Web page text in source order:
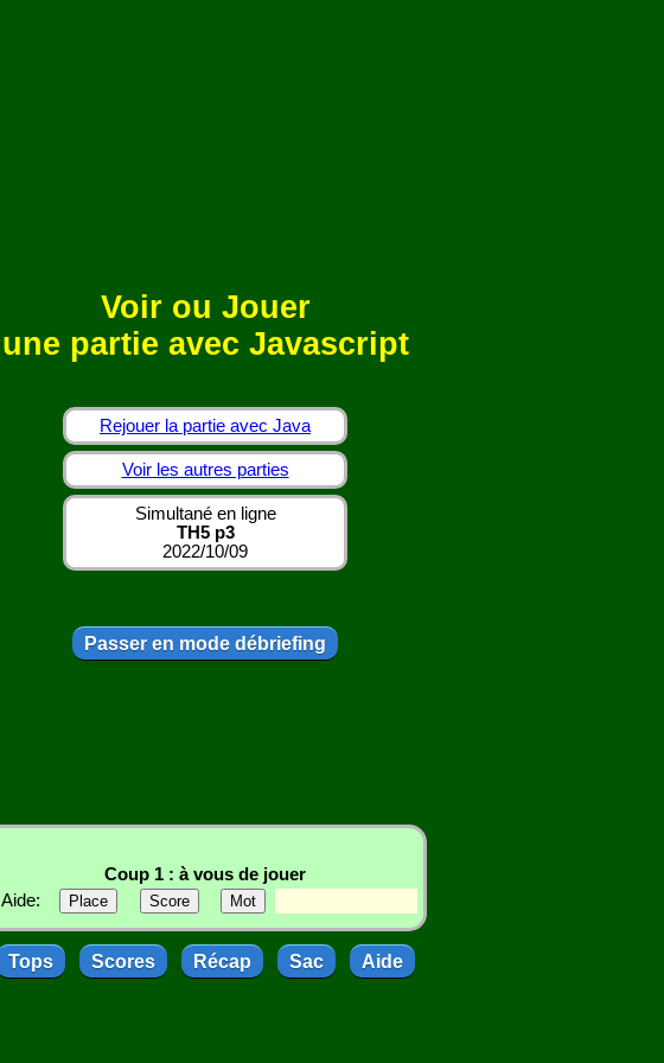
Voir ou Jouer
une partie avec Javascript
Rejouer la partie avec Java
Voir les autres parties
Simultané en ligne
TH5 p3
2022/10/09
Passer en mode débriefing
Coup 1 : à vous de jouer
Aide:
Tops Scores Récap Sac Aide